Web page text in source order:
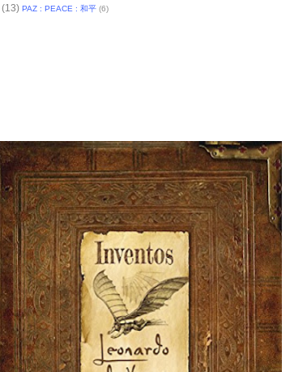
(13) PAZ : PEACE : 和平 (6)